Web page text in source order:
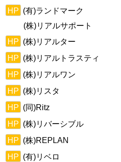
HP (有)ランドマーク
(株)リアルサポート
HP (株)リアルター
HP (株)リアルトラスティ
HP (株)リアルワン
HP (株)リスタ
HP (同)Ritz
HP (株)リバーシブル
HP (株)REPLAN
HP (有)リベロ